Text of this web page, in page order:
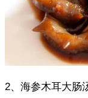
2、海参木耳大肠